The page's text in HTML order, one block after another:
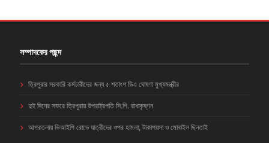
সম্পাদকের পছন্দ
ত্রিপুরার সরকারি কর্মচারীদের জন্য ৫ শতাংশ ডিএ ঘোষণা মুখ্যমন্ত্রীর
দুই দিনের সফরে ত্রিপুরায় উপরাষ্ট্রপতি সি.পি. রাধাকৃষ্ণন
আগরতলায় ভিআইপি রোডে যাত্রীদের ওপর হামলা, টাকাপয়সা ও মোবাইল ছিনতাই